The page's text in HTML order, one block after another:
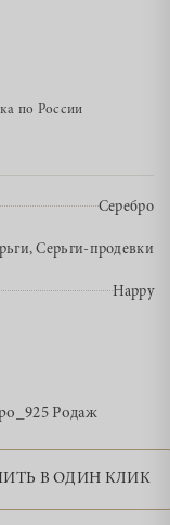
по России
Серебро
Серьги-продевки
Happy
Родаж
В ОДИН КЛИК